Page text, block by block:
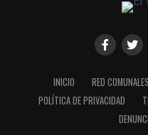
INICIO RED COMUNALES
POLÍTICA DE PRIVACIDAD